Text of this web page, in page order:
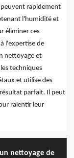
peuvent rapidement
l'humidité et
éliminer ces
l'expertise de
nettoyage et
techniques
et utilise des
parfait. Il peut
ralentir leur
nettoyage de